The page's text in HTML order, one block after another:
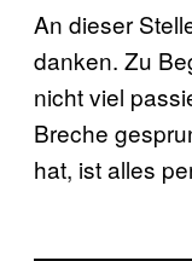
An dieser
danken. Zu
nicht viel
Breche
hat, ist alles